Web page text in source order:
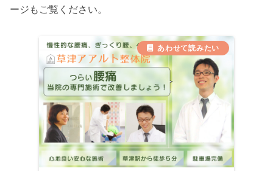
ージもご覧ください。